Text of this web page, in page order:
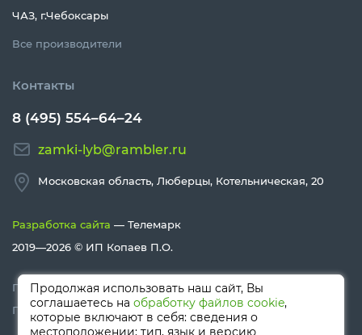
ЧАЗ, г.Чебоксары
Все производители
Контакты
8 (495) 554–64–24
zamki-lyb@rambler.ru
Московская область, Люберцы, Котельническая, 20
Разработка сайта — Телемарк
2019—2026 © ИП Копаев П.О.
Политика конфиденциальности
Политика Cookies
Продолжая использовать наш сайт, Вы
соглашаетесь наобработку файлов cookie,
которые включают в себя: сведения о
местоположении; тип, язык и версию